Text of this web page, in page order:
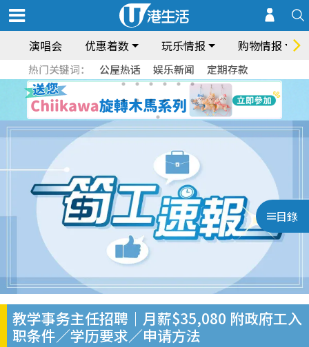
演唱会 优惠着数 玩乐情报 购物情报
热门关键词： 公屋热话 娱乐新闻 定期存款
目錄
教学事务主任招聘｜月薪$35,080 附政府工入
职条件／学历要求／申请方法